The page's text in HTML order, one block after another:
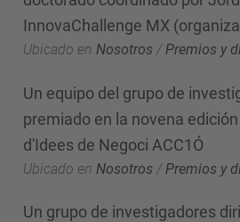
InnovaChallenge MX
Ubicado en Nosotros /Premios y
Un equipo del grupo de
premiado en la novena
d'Idees de Negoci ACC1Ó
Ubicado en Nosotros / Premios y
Un grupo de investigadores